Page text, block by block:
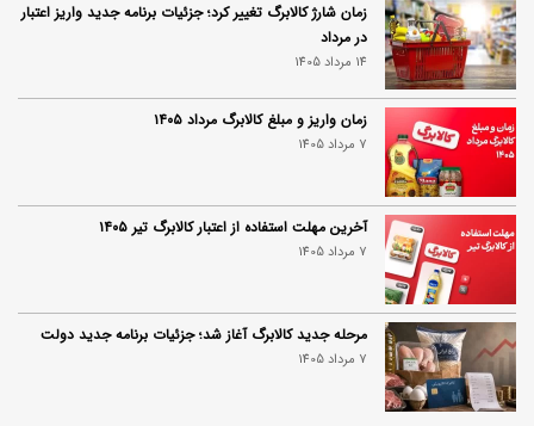
زمان شارژ کالابرگ تغییر کرد؛ جزئیات برنامه جدید واریز اعتبار
در مرداد
14 مرداد 1405
زمان واریز و مبلغ کالابرگ مرداد ۱۴۰۵
7 مرداد 1405
آخرین مهلت استفاده از اعتبار کالابرگ تیر ۱۴۰۵
7 مرداد 1405
مرحله جدید کالابرگ آغاز شد؛ جزئیات برنامه جدید دولت
7 مرداد 1405